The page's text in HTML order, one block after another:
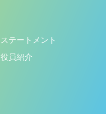
ステートメント
役員紹介